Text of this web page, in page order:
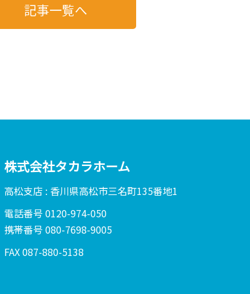
記事一覧へ
株式会社タカラホーム
高松支店 : 香川県高松市三名町135番地1
電話番号 0120-974-050
携帯番号 080-7698-9005
FAX 087-880-5138